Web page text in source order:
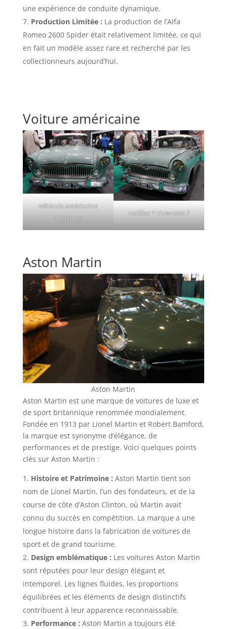
une expérience de conduite dynamique.
Production Limitée : La production de l’Alfa
Romeo 2600 Spider était relativement limitée, ce qui
en fait un modèle assez rare et recherché par les
collectionneurs aujourd’hui.
Voiture américaine
véhicule américaine
ancienne
cadillac ? chevrolet ?
Aston Martin
Aston Martin
Aston Martin est une marque de voitures de luxe et
de sport britannique renommée mondialement.
Fondée en 1913 par Lionel Martin et Robert Bamford,
la marque est synonyme d’élégance, de
performances et de prestige. Voici quelques points
clés sur Aston Martin :
Histoire et Patrimoine : Aston Martin tient son
nom de Lionel Martin, l’un des fondateurs, et de la
course de côte d’Aston Clinton, où Martin avait
connu du succès en compétition. La marque a une
longue histoire dans la fabrication de voitures de
sport et de grand tourisme.
Design emblématique : Les voitures Aston Martin
sont réputées pour leur design élégant et
intemporel. Les lignes fluides, les proportions
équilibrées et les éléments de design distinctifs
contribuent à leur apparence reconnaissable.
Performance : Aston Martin a toujours été